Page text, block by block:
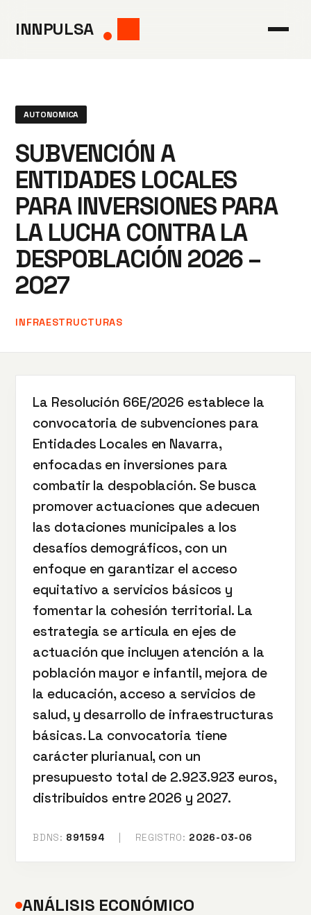
INNPULSA
AUTONOMICA
SUBVENCIÓN A
ENTIDADES LOCALES
PARA INVERSIONES PARA
LA LUCHA CONTRA LA
DESPOBLACIÓN 2026 –
2027
INFRAESTRUCTURAS
La Resolución 66E/2026 establece la
convocatoria de subvenciones para
Entidades Locales en Navarra,
enfocadas en inversiones para
combatir la despoblación. Se busca
promover actuaciones que adecuen
las dotaciones municipales a los
desafíos demográficos, con un
enfoque en garantizar el acceso
equitativo a servicios básicos y
fomentar la cohesión territorial. La
estrategia se articula en ejes de
actuación que incluyen atención a la
población mayor e infantil, mejora de
la educación, acceso a servicios de
salud, y desarrollo de infraestructuras
básicas. La convocatoria tiene
carácter plurianual, con un
presupuesto total de 2.923.923 euros,
distribuidos entre 2026 y 2027.
BDNS: 891594 REGISTRO: 2026-03-06
ANÁLISIS ECONÓMICO